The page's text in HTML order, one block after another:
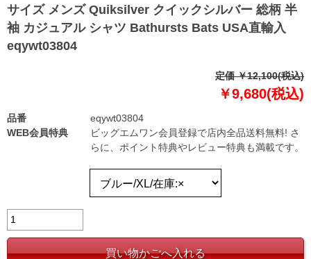
サイズ メンズ Quiksilver クイックシルバー 総柄 半
袖 カジュアル シャツ Bathursts Bats USA直輸入
eqywt03804
定価 ￥12,100(税込)
￥9,680(税込)
品番
eqywt03804
WEB会員特典
ビッグエムワン会員登録で店内全品送料無料! さ
らに、ポイント特典やレビュー特典も満載です。